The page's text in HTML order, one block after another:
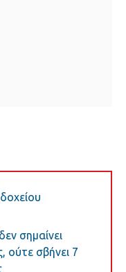
σημαίνει
ούτε σβήνει 7